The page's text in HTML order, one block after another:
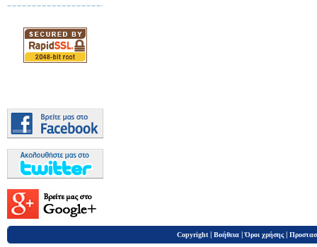
Copyright | Βοήθεια |Όροι χρήσης |